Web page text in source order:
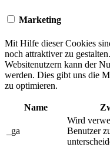
Marketing
Mit Hilfe dieser Cookies
noch attraktiver zu
Websitenutzern kann der
werden. Dies gibt uns die
zu optimieren.
Name
_ga
Wird
Benutzer